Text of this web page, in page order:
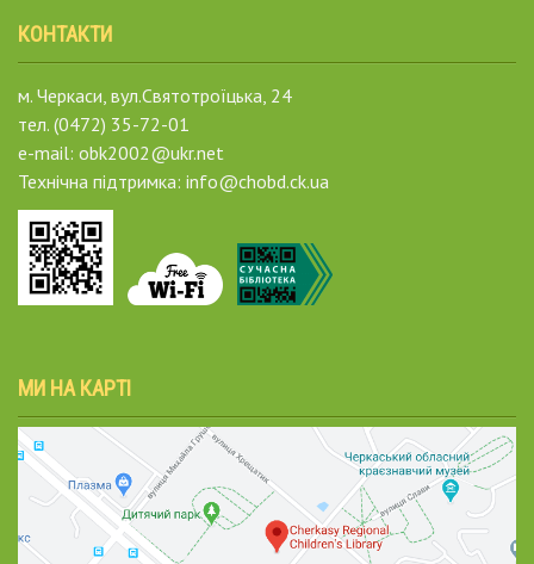
КОНТАКТИ
м. Черкаси, вул.Святотроїцька, 24
тел. (0472) 35-72-01
e-mail: obk2002@ukr.net
Технічна підтримка: info@chobd.ck.ua
МИ НА КАРТІ